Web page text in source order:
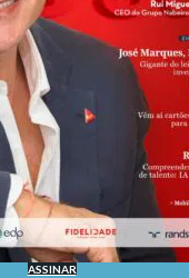
ASSINAR